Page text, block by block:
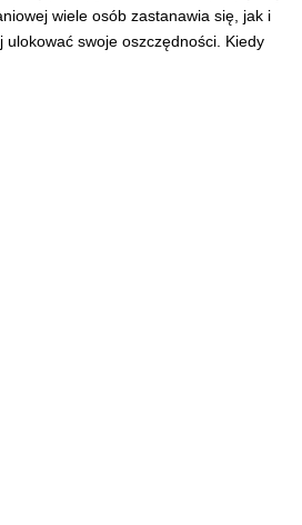
wiele osób zastanawia się, jak i
ulokować swoje oszczędności. Kiedy